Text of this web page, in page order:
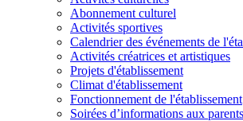
Abonnement culturel
Activités sportives
Calendrier des événements de
Activités créatrices et artistiques
Projets d'établissement
Climat d'établissement
Fonctionnement de l'établissement
Soirées d’informations aux parents